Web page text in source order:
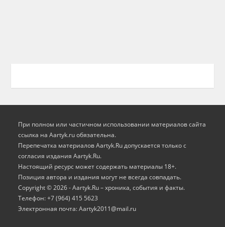
При полном или частичном использовании материалов сайта
ссылка на Aartyk.ru oбязательна.
Перепечатка материалов Aartyk.Ru допускается только с
согласия издания Aartyk.Ru.
Настоящий ресурс может содержать материалы 18+.
Позиция автора и издания могут не всегда совпадать.
Copyright © 2026 - Aartyk.Ru – хроника, события и факты.
Телефон: +7 (964) 415 5623
Электронная почта: Aartyk2011@mail.ru